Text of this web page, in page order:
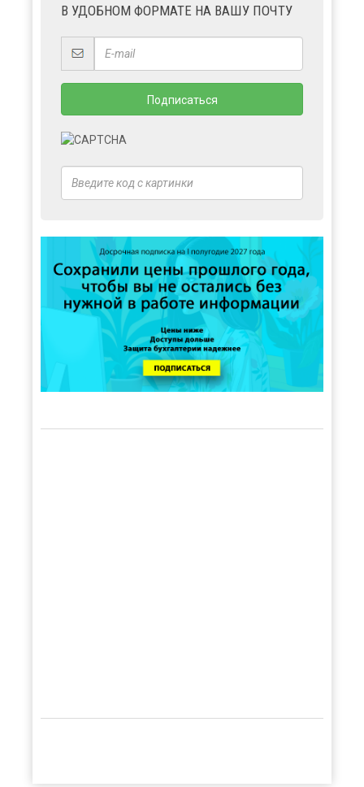
В УДОБНОМ ФОРМАТЕ НА ВАШУ ПОЧТУ